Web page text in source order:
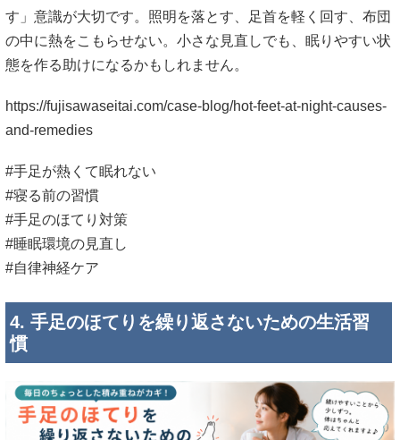
す」意識が大切です。照明を落とす、足首を軽く回す、布団
の中に熱をこもらせない。小さな見直しでも、眠りやすい状
態を作る助けになるかもしれません。
https://fujisawaseitai.com/case-blog/hot-feet-at-night-causes-
and-remedies
#手足が熱くて眠れない
#寝る前の習慣
#手足のほてり対策
#睡眠環境の見直し
#自律神経ケア
4. 手足のほてりを繰り返さないための生活習
慣